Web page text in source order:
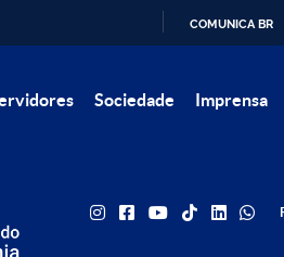
PARA
COMUNICA BR
Sociedade Imprensa